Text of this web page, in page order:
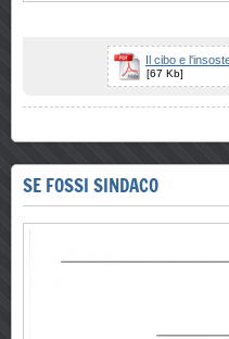
Il cibo e
[67 Kb]
SE FOSSI SINDACO